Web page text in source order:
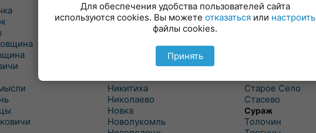
Лынтупы
Ляды
Мишневичи
Никитиха
Николаево
Новка
Новолукомль
Селявщина
Сенно
Старое Село
Стасево
Сураж
Толочин
Для обеспечения удобства пользователей сайта
используются cookies. Вы можете отказаться или настроить
файлы cookies.
Принять